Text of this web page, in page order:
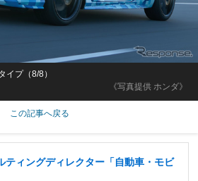
《写真提供 ホンダ》
イプ（8/8）
この記事へ戻る
ティングディレクター「自動車・モビ